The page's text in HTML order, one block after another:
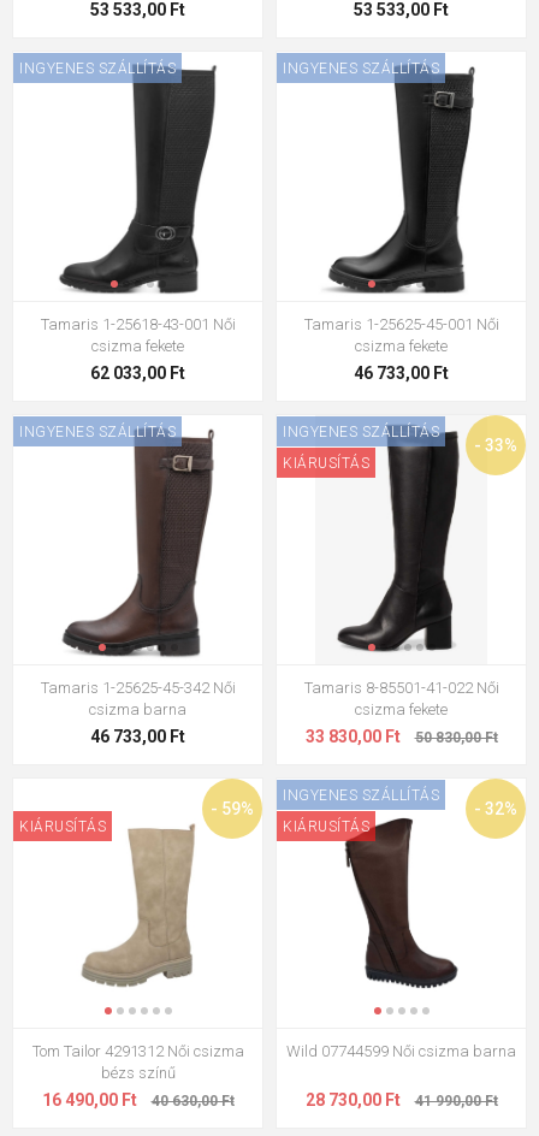
53 533,00 Ft 53 533,00 Ft
INGYENES SZÁLLÍTÁS
Tamaris 1-25618-43-001 Női
csizma fekete
62 033,00 Ft
INGYENES SZÁLLÍTÁS
Tamaris 1-25625-45-001 Női
csizma fekete
46 733,00 Ft
INGYENES SZÁLLÍTÁS
Tamaris 1-25625-45-342 Női
csizma barna
46 733,00 Ft
- 33%
INGYENES SZÁLLÍTÁS
KIÁRUSÍTÁS
Tamaris 8-85501-41-022 Női
csizma fekete
33 830,00 Ft 50 830,00 Ft
- 59%
KIÁRUSÍTÁS
Tom Tailor 4291312 Női csizma
bézs színű
16 490,00 Ft 40 630,00 Ft
- 32%
INGYENES SZÁLLÍTÁS
KIÁRUSÍTÁS
Wild 07744599 Női csizma barna
28 730,00 Ft 41 990,00 Ft